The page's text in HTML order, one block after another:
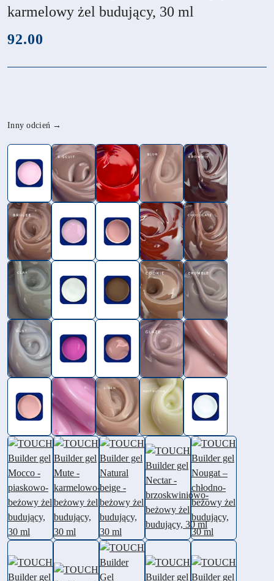
karmelowy żel budujący, 30 ml
cena:
92.00
Wariant
Inny odcień →